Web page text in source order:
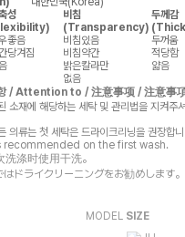
성
비침
(Transparency)
두께감
좋음 비침있음 두꺼움
당겨짐 비침약간 적당함
밝은칼라만 얇음
없음
항 / Attention to / 注意事项 / 注意事
소재에 해당하는 세탁 및 관리법을 지켜주
의류는 첫 세탁은 드라이크리닝을 권장합
recommended on the first wash.
涤时使用干洗。
ドライクリーニングをお勧めします。
MODEL SIZE